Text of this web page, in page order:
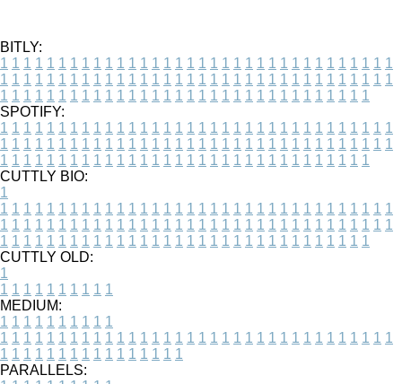
BITLY:
1 1 1 1 1 1 1 1 1 1 1 1 1 1 1 1 1 1 1 1 1 1 1 1 1 1 1 1 1 1 1 1 1 1
1 1 1 1 1 1 1 1 1 1 1 1 1 1 1 1 1 1 1 1 1 1 1 1 1 1 1 1 1 1 1 1 1 1
1 1 1 1 1 1 1 1 1 1 1 1 1 1 1 1 1 1 1 1 1 1 1 1 1 1 1 1 1 1 1 1
SPOTIFY:
1 1 1 1 1 1 1 1 1 1 1 1 1 1 1 1 1 1 1 1 1 1 1 1 1 1 1 1 1 1 1 1 1 1
1 1 1 1 1 1 1 1 1 1 1 1 1 1 1 1 1 1 1 1 1 1 1 1 1 1 1 1 1 1 1 1 1 1
1 1 1 1 1 1 1 1 1 1 1 1 1 1 1 1 1 1 1 1 1 1 1 1 1 1 1 1 1 1 1 1
CUTTLY BIO:
1
1 1 1 1 1 1 1 1 1 1 1 1 1 1 1 1 1 1 1 1 1 1 1 1 1 1 1 1 1 1 1 1 1 1
1 1 1 1 1 1 1 1 1 1 1 1 1 1 1 1 1 1 1 1 1 1 1 1 1 1 1 1 1 1 1 1 1 1
1 1 1 1 1 1 1 1 1 1 1 1 1 1 1 1 1 1 1 1 1 1 1 1 1 1 1 1 1 1 1 1
CUTTLY OLD:
1
1 1 1 1 1 1 1 1 1 1
MEDIUM:
1 1 1 1 1 1 1 1 1 1
1 1 1 1 1 1 1 1 1 1 1 1 1 1 1 1 1 1 1 1 1 1 1 1 1 1 1 1 1 1 1 1 1 1
1 1 1 1 1 1 1 1 1 1 1 1 1 1 1 1
PARALLELS: